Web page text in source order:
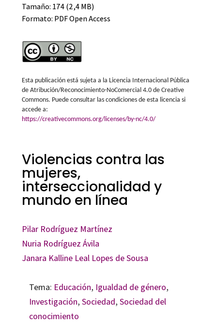
Tamaño: 174 (2,4 MB)
Formato: PDF Open Access
Esta publicación está sujeta a la Licencia Internacional Pública
de Atribución/Reconocimiento-NoComercial 4.0 de Creative
Commons. Puede consultar las condiciones de esta licencia si
accede a:
https://creativecommons.org/licenses/by-nc/4.0/
Violencias contra las
mujeres,
interseccionalidad y
mundo en línea
Pilar Rodríguez Martínez
Nuria Rodríguez Ávila
Janara Kalline Leal Lopes de Sousa
Tema: Educación, Igualdad de género,
Investigación, Sociedad, Sociedad del
conocimiento